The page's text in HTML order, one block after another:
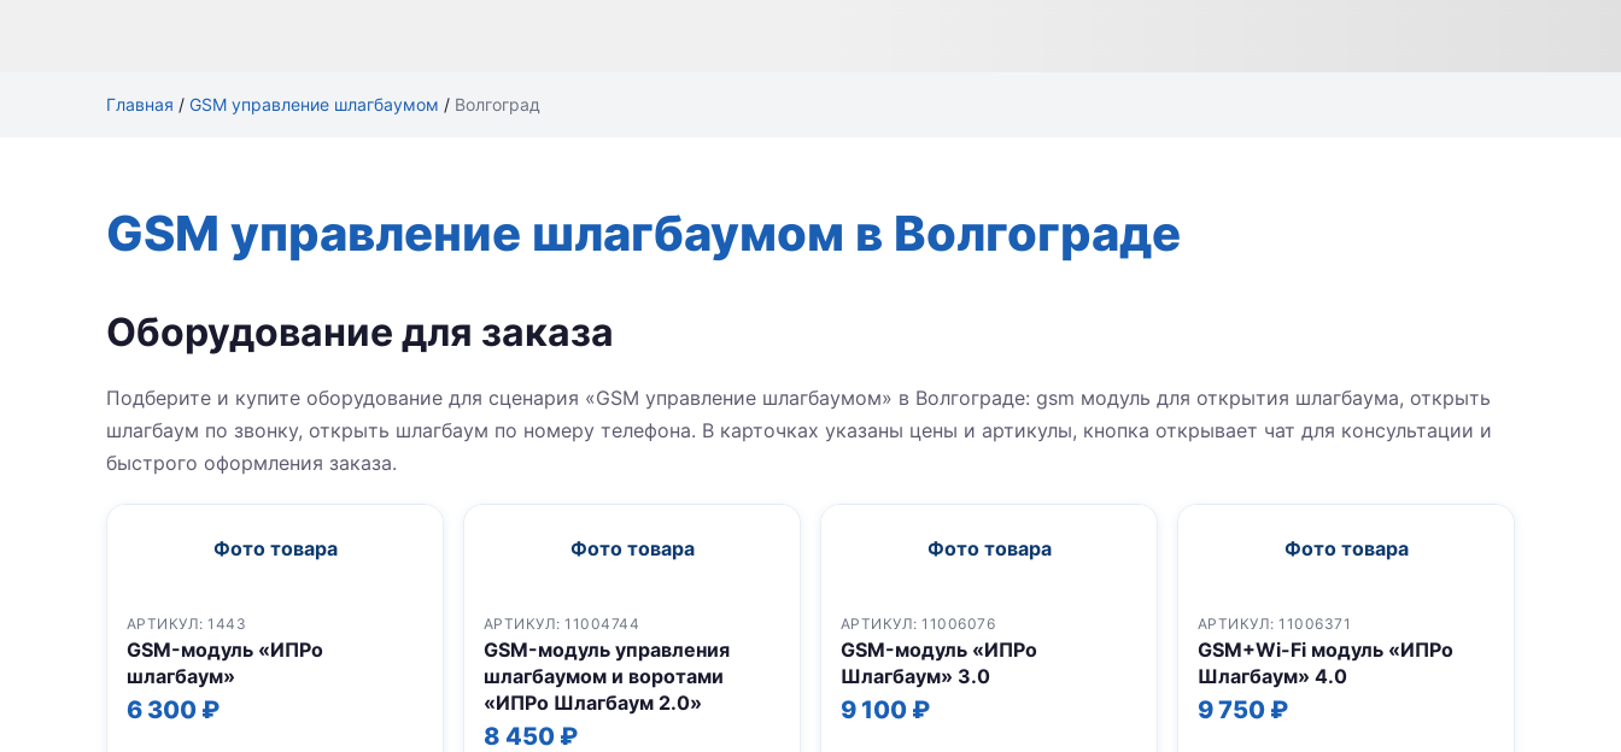
Главная / GSM управление шлагбаумом / Волгоград
GSM управление шлагбаумом в Волгограде
Оборудование для заказа
Подберите и купите оборудование для сценария «GSM управление шлагбаумом» в Волгограде: gsm модуль для открытия шлагбаума, открыть
шлагбаум по звонку, открыть шлагбаум по номеру телефона. В карточках указаны цены и артикулы, кнопка открывает чат для консультации и
быстрого оформления заказа.
Фото товара
АРТИКУЛ: 1443
GSM-модуль «ИПРо
шлагбаум»
6 300 ₽
Фото товара
АРТИКУЛ: 11004744
GSM-модуль управления
шлагбаумом и воротами
«ИПРо Шлагбаум 2.0»
8 450 ₽
Фото товара
АРТИКУЛ: 11006076
GSM-модуль «ИПРо
Шлагбаум» 3.0
9 100 ₽
Фото товара
АРТИКУЛ: 11006371
GSM+Wi-Fi модуль «ИПРо
Шлагбаум» 4.0
9 750 ₽